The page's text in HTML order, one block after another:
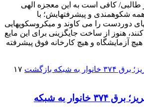
کافی است به این معجزه الهی
شکوهمندی و پیشرفتهایش؛ با
دوردست را می کاوند و میکروسکوپهایی
هنوز از ساخت جایگزینی برای این مایع
آزمایشگاه و هیچ کارخانه فوق ‌پیشرفته
۱۷
کشف ۳۴ ماینر در تبریز؛ برق ۳۷۴ خانوار به شبکه